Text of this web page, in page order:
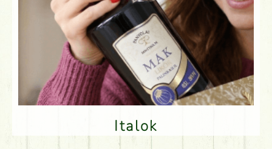
Italok